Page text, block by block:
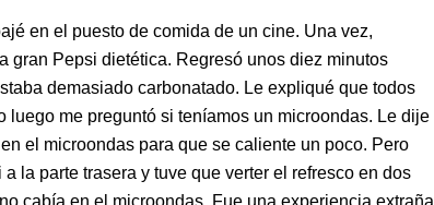
en el puesto de comida de un cine. Una vez,
gran Pepsi dietética. Regresó unos diez minutos
demasiado carbonatado. Le expliqué que todos
luego me preguntó si teníamos un microondas. Le dije
el microondas para que se caliente un poco. Pero
la parte trasera y tuve que verter el refresco en dos